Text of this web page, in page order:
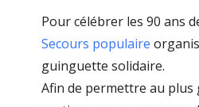
Pour célébrer les 90 ans
Secours populaire
guinguette solidaire.
Afin de permettre au plus